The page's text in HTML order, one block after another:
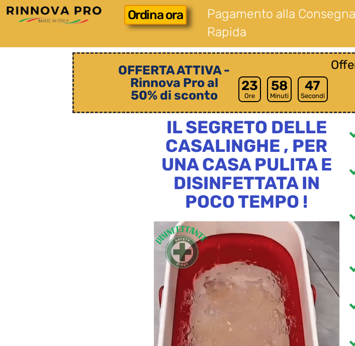
Ordina ora
Pagamento alla
Rapida
OFFERTA ATTIVA -
Rinnova Pro al
50% di sconto
23
Ore
58
Minuti
46
Secondi
IL SEGRETO DELLE
CASALINGHE , PER
UNA CASA PULITA E
DISINFETTATA IN
POCO TEMPO !